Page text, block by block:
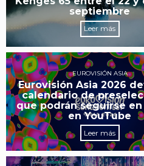
septiembre
Leer más
EUROVISIÓN ASIA
Eurovisión Asia 2026
calendario de
que podrán seguirse
en YouTube
Leer más